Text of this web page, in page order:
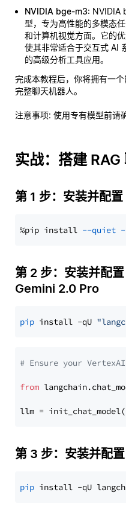
NVIDIA bge-m3: NVIDIA
型，专为高性能的多模态
和计算机视觉方面。它的
使其非常适合于交互式 AI
的高级分析工具应用。
完成本教程后，你将拥有一
完整聊天机器人。
注意事项: 使用专有模型前请
实战：搭建
第 1 步：安装并配
%pip install --quiet
第 2 步：安装并配
Gemini 2.0 Pro
pip install -qU
# Ensure your
from
llm = init_chat_model(
第 3 步：安装并配
pip